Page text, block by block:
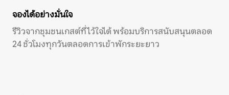
จองได้อย่างมั่นใจ
รีวิวจากชุมชนเกสต์ที่ไว้ใจได้ พร้อมบริการสนับสนุนตลอด
24 ชั่วโมงทุกวันตลอดการเข้าพักระยะยาว